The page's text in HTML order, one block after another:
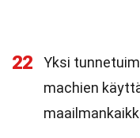
22
Yksi
machien